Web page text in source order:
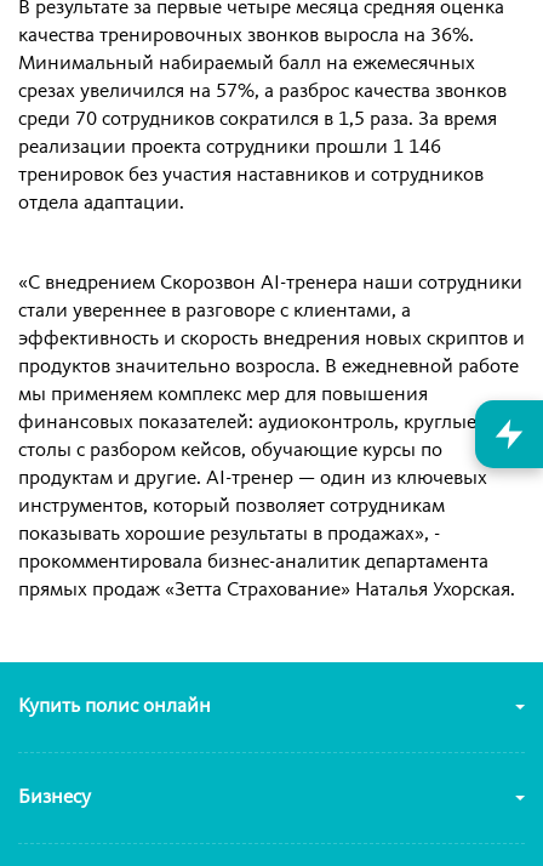
В результате за первые четыре месяца средняя оценка
качества тренировочных звонков выросла на 36%.
Минимальный набираемый балл на ежемесячных
срезах увеличился на 57%, а разброс качества звонков
среди 70 сотрудников сократился в 1,5 раза. За время
реализации проекта сотрудники прошли 1 146
тренировок без участия наставников и сотрудников
отдела адаптации.
«С внедрением Скорозвон AI-тренера наши сотрудники
стали увереннее в разговоре с клиентами, а
эффективность и скорость внедрения новых скриптов и
продуктов значительно возросла. В ежедневной работе
мы применяем комплекс мер для повышения
финансовых показателей: аудиоконтроль, круглые
столы с разбором кейсов, обучающие курсы по
продуктам и другие. AI-тренер — один из ключевых
инструментов, который позволяет сотрудникам
показывать хорошие результаты в продажах», -
прокомментировала бизнес-аналитик департамента
прямых продаж «Зетта Страхование» Наталья Ухорская.
Купить полис онлайн
Бизнесу